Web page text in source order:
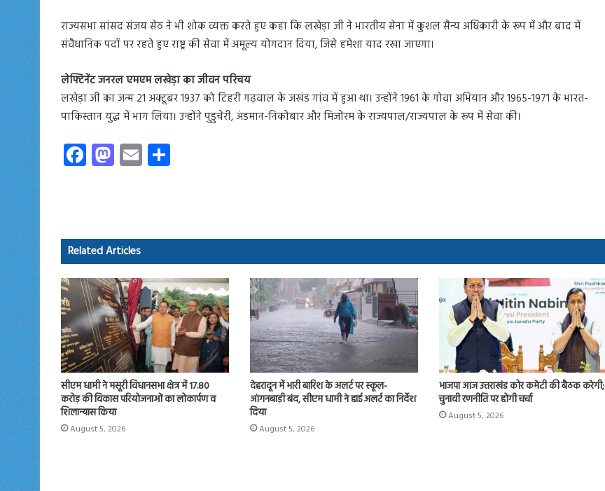
राज्यसभा सांसद संजय सेठ ने भी शोक व्यक्त करते हुए कहा कि लखेड़ा जी ने भारतीय सेना में कुशल सैन्य अधिकारी के रूप में और बाद में
संवैधानिक पदों पर रहते हुए राष्ट्र की सेवा में अमूल्य योगदान दिया, जिसे हमेशा याद रखा जाएगा।
लेफ्टिनेंट जनरल एमएम लखेड़ा का जीवन परिचय
लखेड़ा जी का जन्म 21 अक्टूबर 1937 को टिहरी गढ़वाल के जखंड गांव में हुआ था। उन्होंने 1961 के गोवा अभियान और 1965-1971 के भारत-
पाकिस्तान युद्ध में भाग लिया। उन्होंने पुडुचेरी, अंडमान-निकोबार और मिजोरम के राज्यपाल/राज्यपाल के रूप में सेवा की।
Fa
ce
ok
M
as
o
n
E
m
Related Articles
सीएम धामी ने मसूरी विधानसभा क्षेत्र में 17.80
करोड़ की विकास परियोजनाओं का लोकार्पण व
शिलान्यास किया
August 5, 2026
देहरादून में भारी बारिश के अलर्ट पर स्कूल-
आंगनबाड़ी बंद, सीएम धामी ने हाई अलर्ट का निर्देश
दिया
August 5, 2026
भाजपा आज उत्तराखंड कोर कमेटी की बैठक करेगी;
चुनावी रणनीति पर होगी चर्चा
August 5, 2026